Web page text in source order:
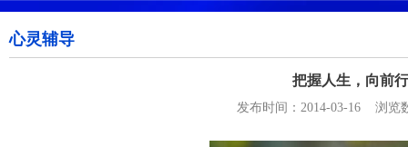
心灵辅导
把握人生，向前行
发布时间：2014-03-16 浏览